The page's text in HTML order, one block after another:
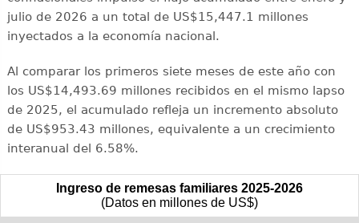
julio de 2026 a un total de US$15,447.1 millones
inyectados a la economía nacional.
Al comparar los primeros siete meses de este año con
los US$14,493.69 millones recibidos en el mismo lapso
de 2025, el acumulado refleja un incremento absoluto
de US$953.43 millones, equivalente a un crecimiento
interanual del 6.58%.
Ingreso de remesas familiares 2025-2026
(Datos en millones de US$)